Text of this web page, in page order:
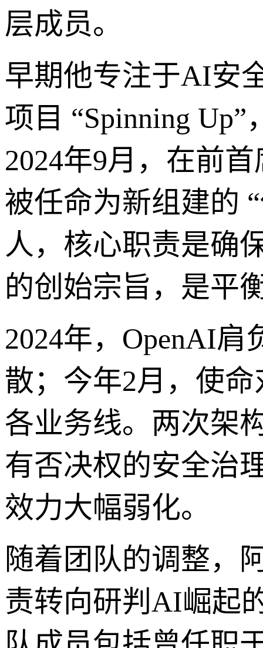
层成员。
早期他专注于AI安
项目 “Spinning
2024年9月，在前
被任命为新组建的
人，核心职责是确
的创始宗旨，是平
2024年，OpenAI
散；今年2月，使
各业务线。两次架
有否决权的安全治
效力大幅弱化。
随着团队的调整，
责转向研判AI崛起